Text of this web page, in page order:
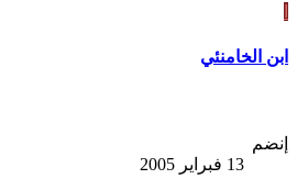
ابن الخامنئي
إنضم
13 فبراير 2005